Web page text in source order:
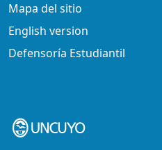
Mapa del sitio
English version
Defensoría Estudiantil